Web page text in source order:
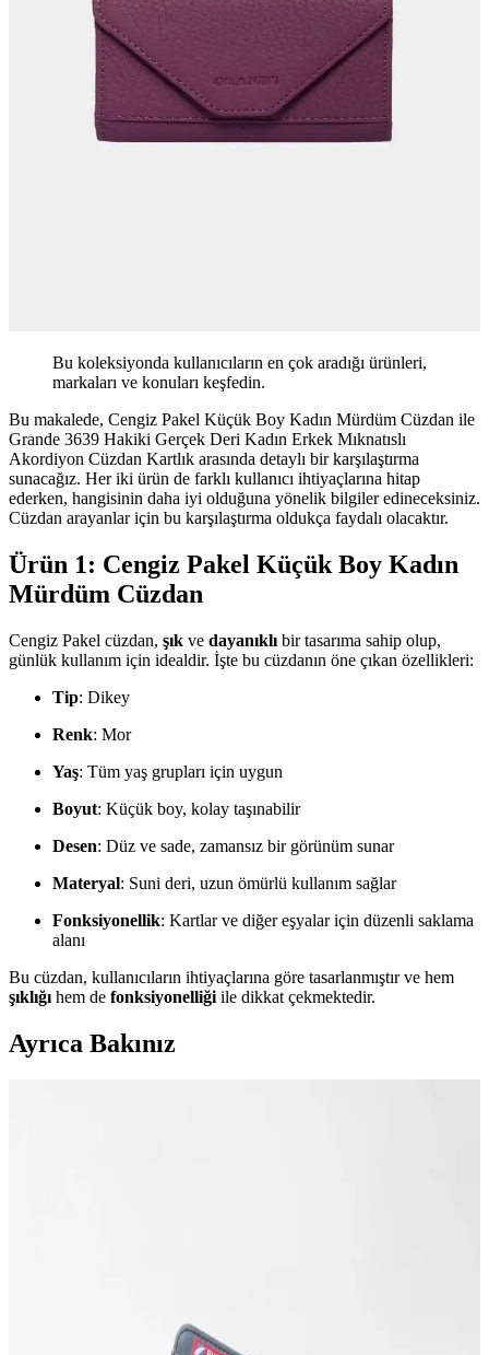
Bu koleksiyonda kullanıcıların en çok aradığı ürünleri,
markaları ve konuları keşfedin.
Bu makalede, Cengiz Pakel Küçük Boy Kadın Mürdüm Cüzdan ile
Grande 3639 Hakiki Gerçek Deri Kadın Erkek Mıknatıslı
Akordiyon Cüzdan Kartlık arasında detaylı bir karşılaştırma
sunacağız. Her iki ürün de farklı kullanıcı ihtiyaçlarına hitap
ederken, hangisinin daha iyi olduğuna yönelik bilgiler edineceksiniz.
Cüzdan arayanlar için bu karşılaştırma oldukça faydalı olacaktır.
Ürün 1: Cengiz Pakel Küçük Boy Kadın
Mürdüm Cüzdan
Cengiz Pakel cüzdan, şık ve dayanıklı bir tasarıma sahip olup,
günlük kullanım için idealdir. İşte bu cüzdanın öne çıkan özellikleri:
Tip: Dikey
Renk: Mor
Yaş: Tüm yaş grupları için uygun
Boyut: Küçük boy, kolay taşınabilir
Desen: Düz ve sade, zamansız bir görünüm sunar
Materyal: Suni deri, uzun ömürlü kullanım sağlar
Fonksiyonellik: Kartlar ve diğer eşyalar için düzenli saklama
alanı
Bu cüzdan, kullanıcıların ihtiyaçlarına göre tasarlanmıştır ve hem
şıklığı hem de fonksiyonelliği ile dikkat çekmektedir.
Ayrıca Bakınız
Mor cüzdanlar, estetik ve fonksiyonelliği bir arada sunar. Modaya
uygun modelleri ve çeşitli malzemeleriyle günlük ve özel